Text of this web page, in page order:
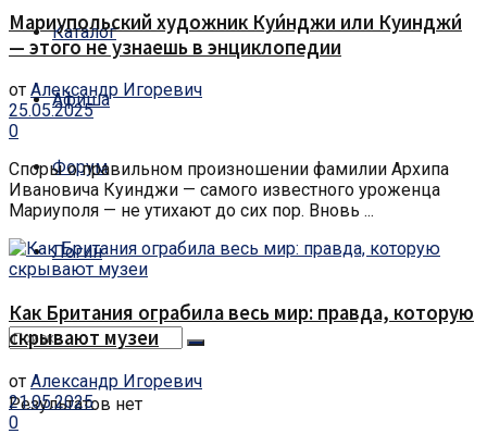
Каталог
Афиша
Форум
Логин
Результатов нет
Мариупольский художник Куи́нджи или Куинджи́
— этого не узнаешь в энциклопедии
от Александр Игоревич
25.05.2025
0
Споры о правильном произношении фамилии Архипа
Ивановича Куинджи — самого известного уроженца
Мариуполя — не утихают до сих пор. Вновь ...
Как Британия ограбила весь мир: правда, которую
скрывают музеи
от Александр Игоревич
21.05.2025
0